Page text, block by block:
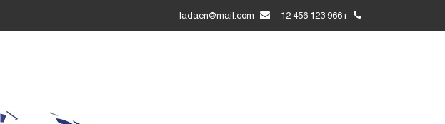
+966 123 456 12